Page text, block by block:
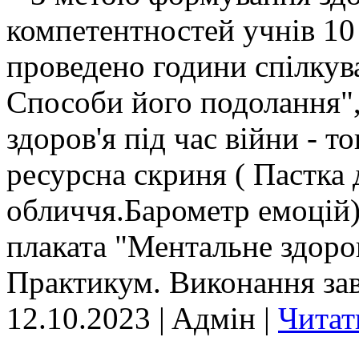
компетентностей учнів
проведено години
Способи його
здоров'я під час війни -
ресурсна скриня ( Пастка
обличчя.Барометр
плаката "Ментальне
Практикум. Виконання
12.10.2023 | Aдмін |